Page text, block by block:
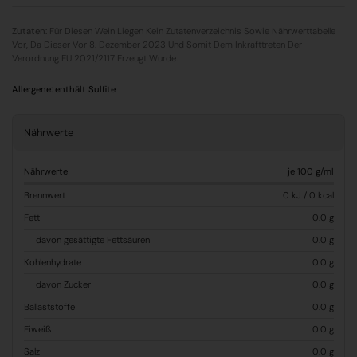
Zutaten: Für Diesen Wein Liegen Kein Zutatenverzeichnis Sowie Nährwerttabelle
Vor, Da Dieser Vor 8. Dezember 2023 Und Somit Dem Inkrafttreten Der
Verordnung EU 2021/2117 Erzeugt Wurde.
Allergene: enthält Sulfite
Nährwerte
Nährwerte
je 100 g/ml
Brennwert
0 kJ / 0 kcal
Fett
0.0 g
davon gesättigte Fettsäuren
0.0 g
Kohlenhydrate
0.0 g
davon Zucker
0.0 g
Ballaststoffe
0.0 g
Eiweiß
0.0 g
Salz
0.0 g